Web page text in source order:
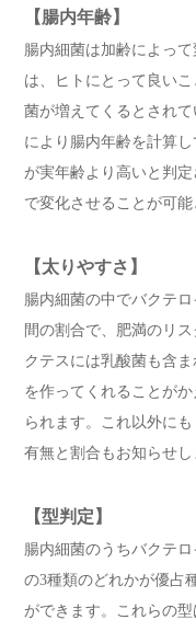
【腸内年齢】
腸内細菌は加齢によっ
は、ヒトにとって良い
菌が増えてくるとされ
により腸内年齢を計算
が実年齢より高いと判
で変化させることが可能
【太りやすさ】
腸内細菌の中でバクテ
間の割合で、肥満のリ
クテスには乳酸菌も含
を作ってくれることが
られます。これ以外に
有無と割合もお知らせし
【型判定】
腸内細菌のうちバクテ
の3種類のどれかが優占
ができます。これらの